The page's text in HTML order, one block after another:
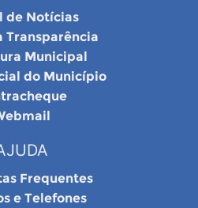
de Notícias
Transparência
Municipal
do Município
Frequentes
e Telefones